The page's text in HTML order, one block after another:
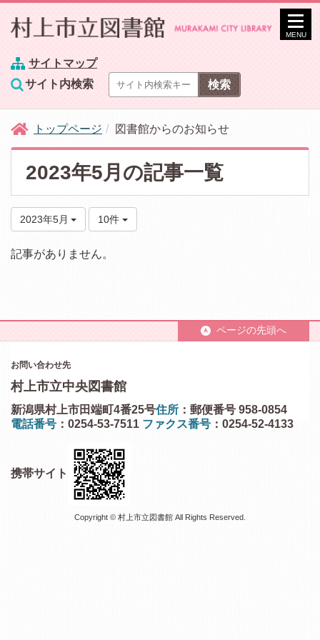
サイトマップ
サイト内検索
MENU
トップページ 図書館からのお知らせ
2023年5月の記事一覧
2023年5月 10件
記事がありません。
ページの先頭へ
お問い合わせ先
村上市立中央図書館
住所 ：郵便番号 958-0854
新潟県村上市田端町4番25号
電話番号 ：0254-53-7511 ファクス番号 ：0254-52-4133
携帯サイト
Copyright © 村上市立図書館 All Rights Reserved.